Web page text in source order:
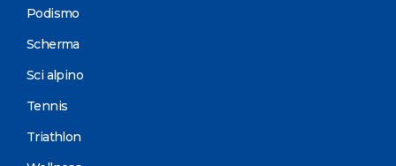
Podismo
Scherma
Sci alpino
Tennis
Triathlon